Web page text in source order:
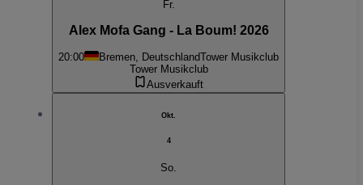
Fr.
Alex Mofa Gang - La Boum! 2026
20:00 Bremen, DeutschlandTower Musikclub
Tower Musikclub
Ausverkauft
Okt.
4
So.